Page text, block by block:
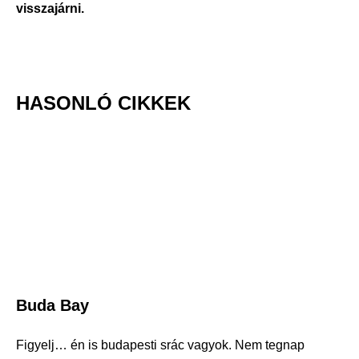
visszajárni.
HASONLÓ CIKKEK
Buda Bay
Figyelj… én is budapesti srác vagyok. Nem tegnap